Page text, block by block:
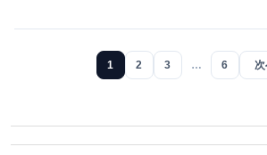
1 2 3 … 6